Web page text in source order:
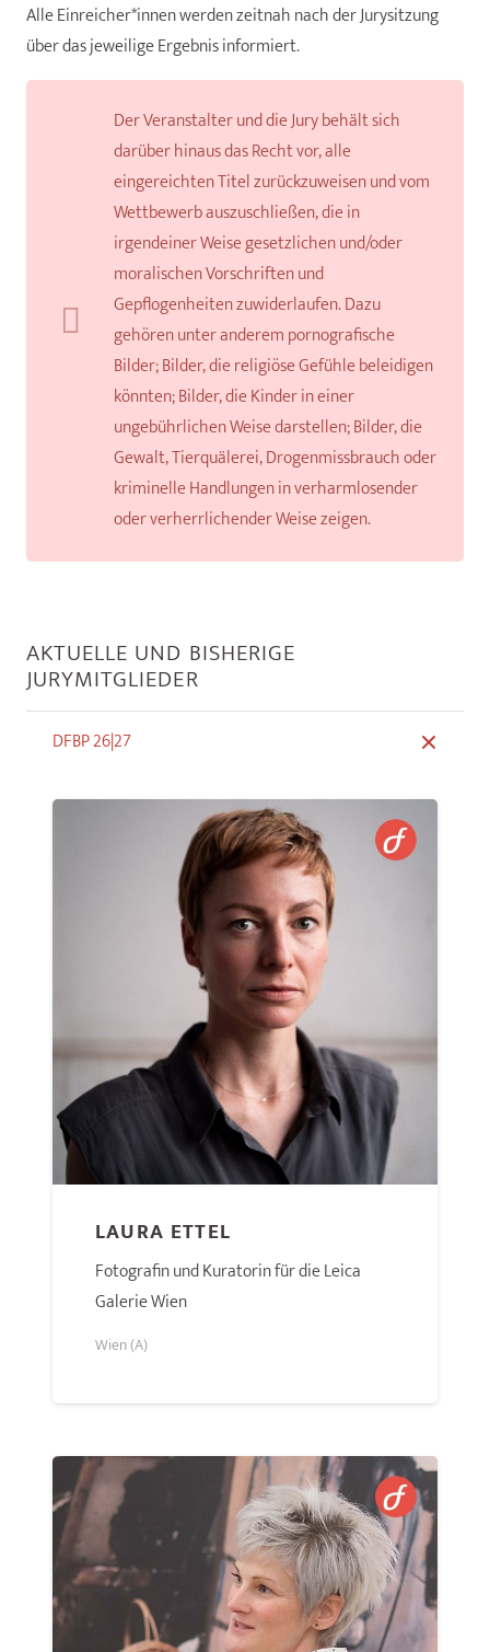
Alle Einreicher*innen werden zeitnah nach der Jurysitzung
über das jeweilige Ergebnis informiert.
Der Veranstalter und die Jury behält sich
darüber hinaus das Recht vor, alle
eingereichten Titel zurückzuweisen und vom
Wettbewerb auszuschließen, die in
irgendeiner Weise gesetzlichen und/oder
moralischen Vorschriften und
Gepflogenheiten zuwiderlaufen. Dazu
gehören unter anderem pornografische
Bilder; Bilder, die religiöse Gefühle beleidigen
könnten; Bilder, die Kinder in einer
ungebührlichen Weise darstellen; Bilder, die
Gewalt, Tierquälerei, Drogenmissbrauch oder
kriminelle Handlungen in verharmlosender
oder verherrlichender Weise zeigen.
AKTUELLE UND BISHERIGE
JURYMITGLIEDER
DFBP 26|27
LAURA ETTEL
Fotografin und Kuratorin für die Leica
Galerie Wien
Wien (A)